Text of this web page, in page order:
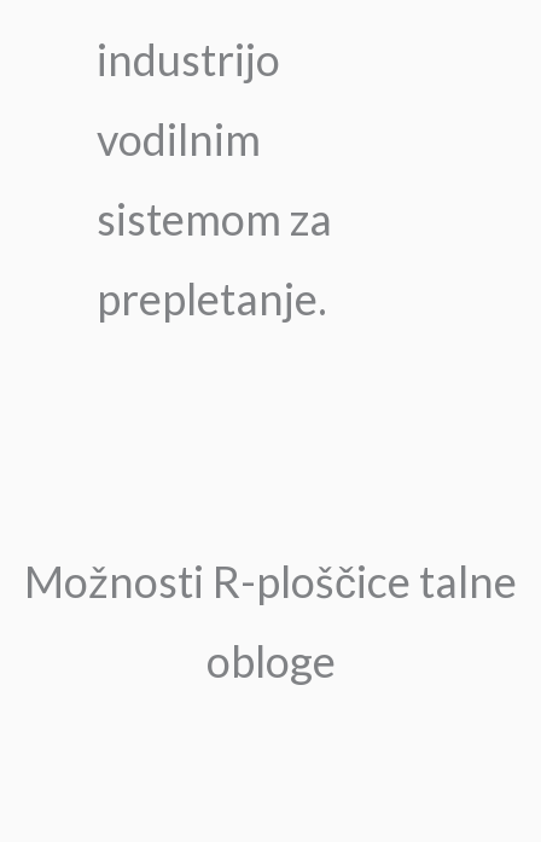
industrijo
vodilnim
sistemom za
prepletanje.
Možnosti R-ploščice talne
obloge